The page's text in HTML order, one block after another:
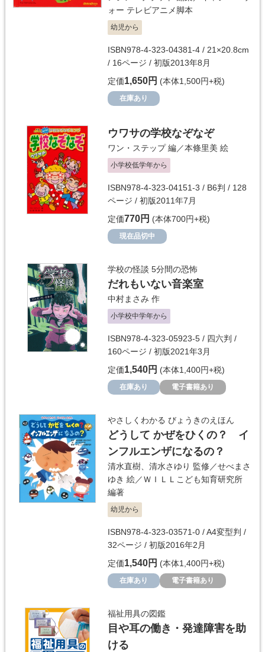
ォー テレビアニメ脚本
幼児から
ISBN978-4-323-04381-4 / 21×20.8cm
/ 16ページ / 初版2013年8月
定価1,650円 (本体1,500円+税)
在庫あり
ウワサの学校なぞなぞ
ワン・ステップ編／本條里美 絵
小学校低学年から
ISBN978-4-323-04151-3 / B6判 / 128
ページ / 初版2011年7月
定価770円 (本体700円+税)
現在品切中
学校の怪談 5分間の恐怖
だれもいない音楽室
中村まさみ 作
小学校中学年から
ISBN978-4-323-05923-5 / 四六判 /
160ページ / 初版2021年3月
定価1,540円 (本体1,400円+税)
在庫あり 電子書籍あり
やさしくわかる びょうきのえほん
どうして かぜをひくの？ イ
ンフルエンザになるの？
清水直樹 清水さゆり 監修／せべまさ
ゆき 絵／ＷＩＬＬこども知育研究所
編著
幼児から
ISBN978-4-323-03571-0 / A4変型判 /
32ページ / 初版2016年2月
定価1,540円 (本体1,400円+税)
在庫あり 電子書籍あり
福祉用具の図鑑
目や耳の働き・発達障害を助
ける